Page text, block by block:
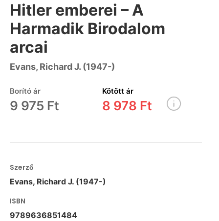
Hitler emberei – A
Harmadik Birodalom
arcai
Evans, Richard J. (1947-)
Borító ár
9 975 Ft
Kötött ár
8 978 Ft
Szerző
Evans, Richard J. (1947-)
ISBN
9789636851484